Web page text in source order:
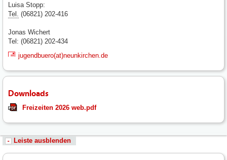
Luisa Stopp:
Tel. (06821) 202-416
Jonas Wichert
Tel: (06821) 202-434
jugendbuero(at)neunkirchen.de
Downloads
Freizeiten 2026 web.pdf
Leiste ausblenden